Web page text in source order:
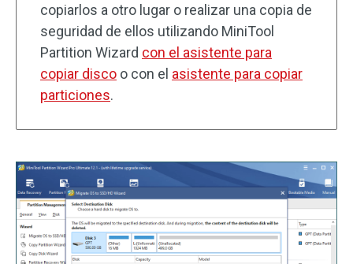
copiarlos a otro lugar o realizar una copia de
seguridad de ellos utilizando MiniTool
Partition Wizard con el asistente para
copiar disco o con el asistente para copiar
particiones.